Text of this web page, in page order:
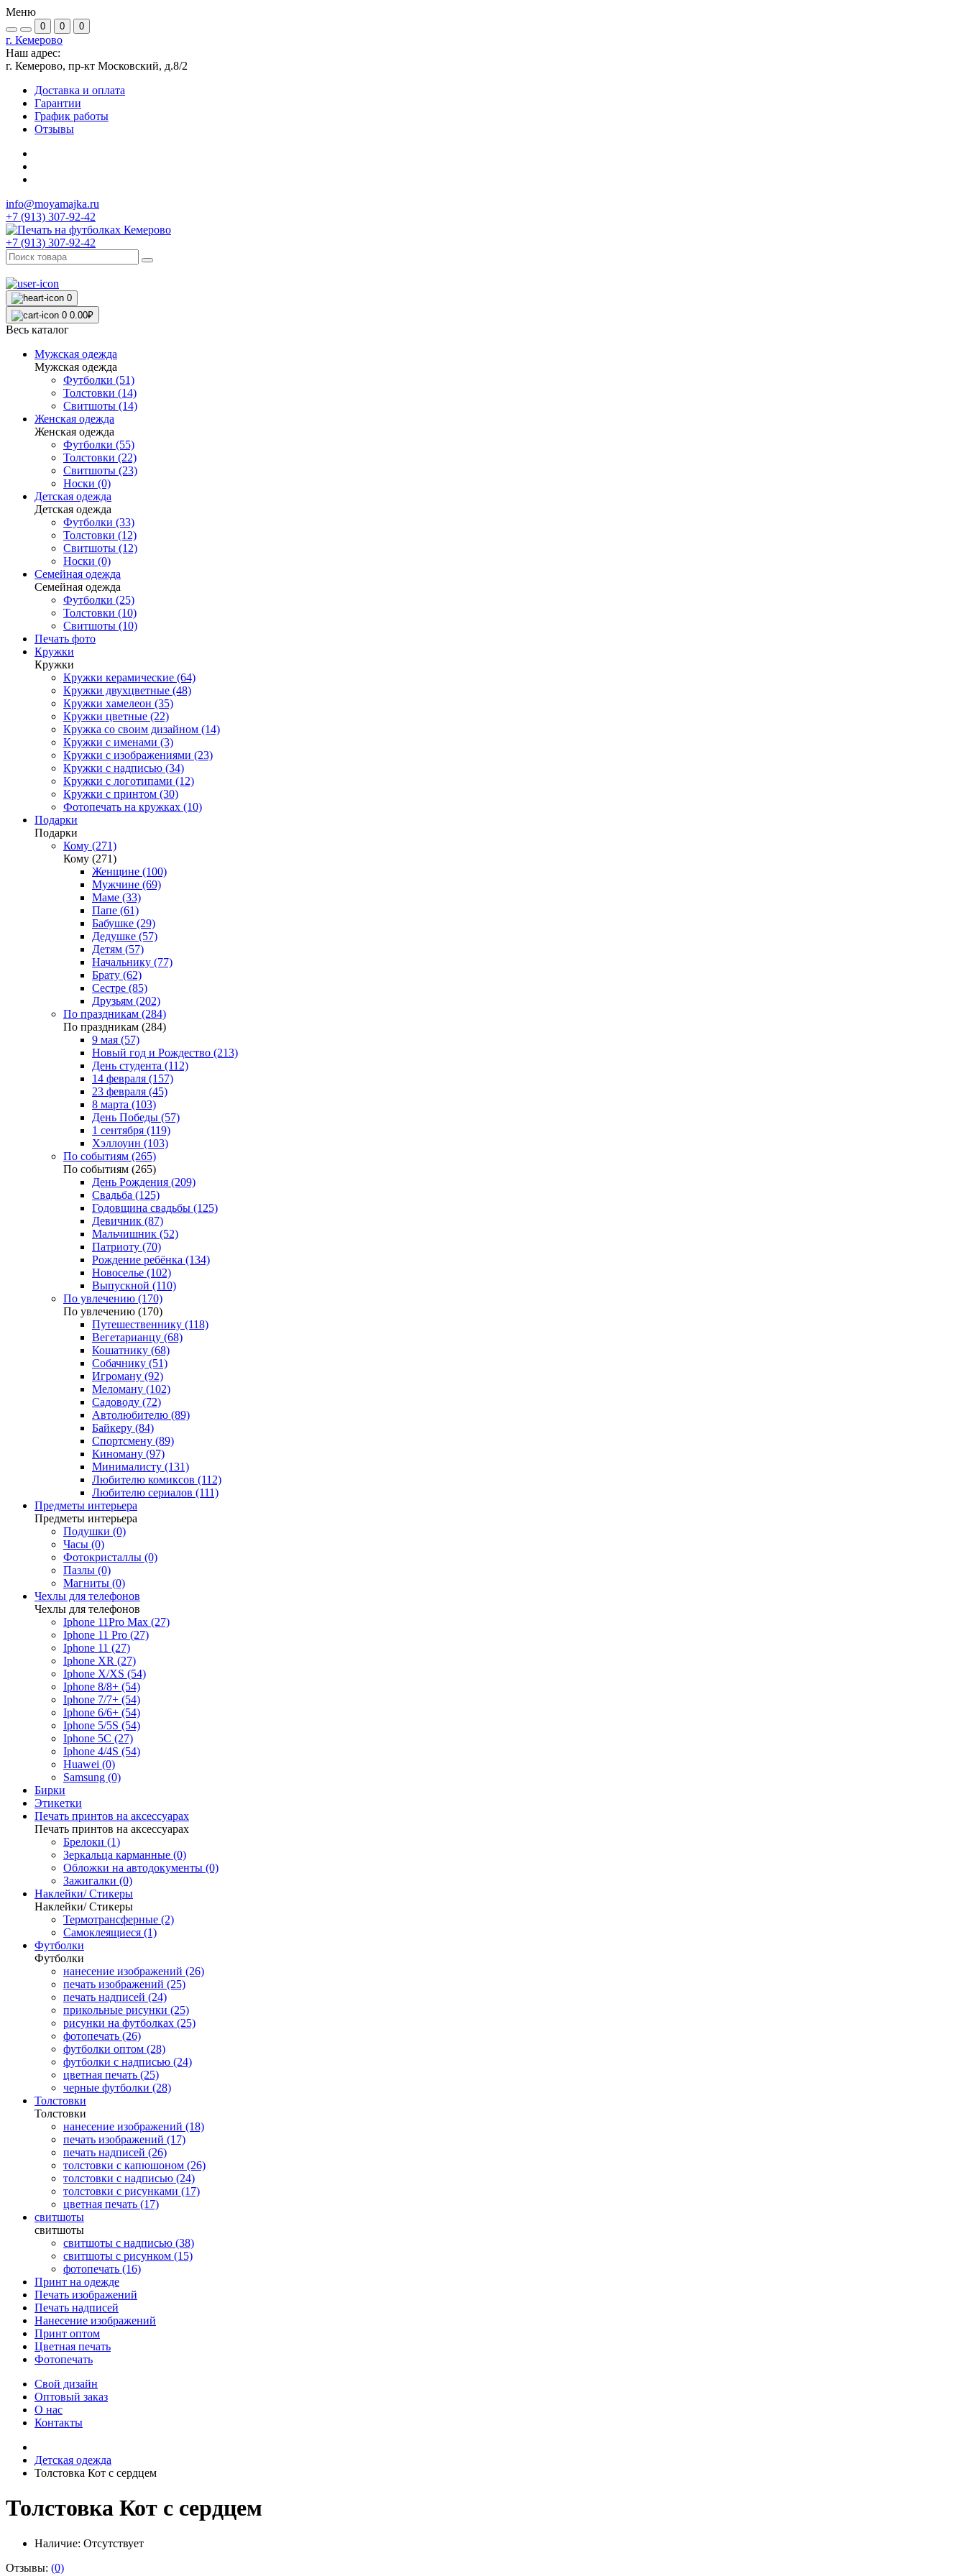
Меню
0 0 0
г. Кемерово
Наш адрес:
г. Кемерово, пр-кт Московский, д.8/2
Доставка и оплата
Гарантии
График работы
Отзывы
info@moyamajka.ru
+7 (913) 307-92-42
+7 (913) 307-92-42
0
0 0.00₽
Весь каталог
Мужская одежда
Мужская одежда
Футболки (51)
Толстовки (14)
Свитшоты (14)
Женская одежда
Женская одежда
Футболки (55)
Толстовки (22)
Свитшоты (23)
Носки (0)
Детская одежда
Детская одежда
Футболки (33)
Толстовки (12)
Свитшоты (12)
Носки (0)
Семейная одежда
Семейная одежда
Футболки (25)
Толстовки (10)
Свитшоты (10)
Печать фото
Кружки
Кружки
Кружки керамические (64)
Кружки двухцветные (48)
Кружки хамелеон (35)
Кружки цветные (22)
Кружка со своим дизайном (14)
Кружки с именами (3)
Кружки с изображениями (23)
Кружки с надписью (34)
Кружки с логотипами (12)
Кружки с принтом (30)
Фотопечать на кружках (10)
Подарки
Подарки
Кому (271)
Кому (271)
Женщине (100)
Мужчине (69)
Маме (33)
Папе (61)
Бабушке (29)
Дедушке (57)
Детям (57)
Начальнику (77)
Брату (62)
Сестре (85)
Друзьям (202)
По праздникам (284)
По праздникам (284)
9 мая (57)
Новый год и Рождество (213)
День студента (112)
14 февраля (157)
23 февраля (45)
8 марта (103)
День Победы (57)
1 сентября (119)
Хэллоуин (103)
По событиям (265)
По событиям (265)
День Рождения (209)
Свадьба (125)
Годовщина свадьбы (125)
Девичник (87)
Мальчишник (52)
Патриоту (70)
Рождение ребёнка (134)
Новоселье (102)
Выпускной (110)
По увлечению (170)
По увлечению (170)
Путешественнику (118)
Вегетарианцу (68)
Кошатнику (68)
Собачнику (51)
Игроману (92)
Меломану (102)
Садоводу (72)
Автолюбителю (89)
Байкеру (84)
Спортсмену (89)
Киноману (97)
Минималисту (131)
Любителю комиксов (112)
Любителю сериалов (111)
Предметы интерьера
Предметы интерьера
Подушки (0)
Часы (0)
Фотокристаллы (0)
Пазлы (0)
Магниты (0)
Чехлы для телефонов
Чехлы для телефонов
Iphone 11Pro Max (27)
Iphone 11 Pro (27)
Iphone 11 (27)
Iphone XR (27)
Iphone X/XS (54)
Iphone 8/8+ (54)
Iphone 7/7+ (54)
Iphone 6/6+ (54)
Iphone 5/5S (54)
Iphone 5C (27)
Iphone 4/4S (54)
Huawei (0)
Samsung (0)
Бирки
Этикетки
Печать принтов на аксессуарах
Печать принтов на аксессуарах
Брелоки (1)
Зеркальца карманные (0)
Обложки на автодокументы (0)
Зажигалки (0)
Наклейки/ Стикеры
Наклейки/ Стикеры
Термотрансферные (2)
Самоклеящиеся (1)
Футболки
Футболки
нанесение изображений (26)
печать изображений (25)
печать надписей (24)
прикольные рисунки (25)
рисунки на футболках (25)
фотопечать (26)
футболки оптом (28)
футболки с надписью (24)
цветная печать (25)
черные футболки (28)
Толстовки
Толстовки
нанесение изображений (18)
печать изображений (17)
печать надписей (26)
толстовки с капюшоном (26)
толстовки с надписью (24)
толстовки с рисунками (17)
цветная печать (17)
свитшоты
свитшоты
свитшоты с надписью (38)
свитшоты с рисунком (15)
фотопечать (16)
Принт на одежде
Печать изображений
Печать надписей
Нанесение изображений
Принт оптом
Цветная печать
Фотопечать
Свой дизайн
Оптовый заказ
О нас
Контакты
Детская одежда
Толстовка Кот с сердцем
Толстовка Кот с сердцем
Наличие: Отсутствует
Отзывы: (0)